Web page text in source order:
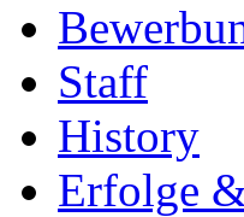
Staff
History
Erfolge